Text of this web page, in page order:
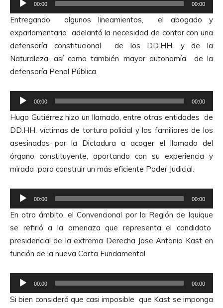
e
p
r
o
d
u
c
o
r
d
e
A
o
00:00 00:00
Entregando algunos lineamientos, el abogado y
exparlamentario adelantó la necesidad de contar con una
defensoría constitucional de los DD.HH. y de la
Naturaleza, así como también mayor autonomía de la
defensoría Penal Pública.
e
p
r
o
d
u
c
o
r
d
e
i
00:00 00:00
Hugo Gutiérrez hizo un llamado, entre otras entidades de
DD.HH. víctimas de tortura policial y los familiares de los
asesinados por la Dictadura a acoger el llamado del
órgano constituyente, aportando con su experiencia y
mirada para construir un más eficiente Poder Judicial.
e
p
r
o
d
u
t
00:00 00:00
En otro ámbito, el Convencional por la Región de Iquique
se refirió a la amenaza que representa el candidato
presidencial de la extrema Derecha Jose Antonio Kast en
función de la nueva Carta Fundamental.
e
p
00:00 00:00
Si bien consideró que casi imposible que Kast se imponga